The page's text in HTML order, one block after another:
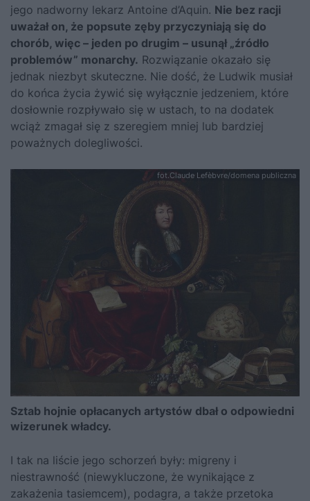
jego nadworny lekarz Antoine d’Aquin. Nie bez racji
uważał on, że popsute zęby przyczyniają się do
chorób, więc – jeden po drugim – usunął „źródło
problemów” monarchy. Rozwiązanie okazało się
jednak niezbyt skuteczne. Nie dość, że Ludwik musiał
do końca życia żywić się wyłącznie jedzeniem, które
dosłownie rozpływało się w ustach, to na dodatek
wciąż zmagał się z szeregiem mniej lub bardziej
poważnych dolegliwości.
fot.Claude Lefèbvre/domena publiczna
Sztab hojnie opłacanych artystów dbał o odpowiedni
wizerunek władcy.
I tak na liście jego schorzeń były: migreny i
niestrawność (niewykluczone, że wynikające z
zakażenia tasiemcem), podagra, a także przetoka